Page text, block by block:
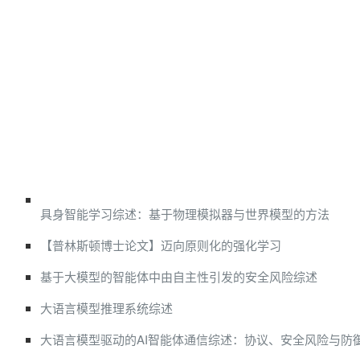
具身智能学习综述：基于物理模拟器与世界模型的方法
【普林斯顿博士论文】迈向原则化的强化学习
基于大模型的智能体中由自主性引发的安全风险综述
大语言模型推理系统综述
大语言模型驱动的AI智能体通信综述：协议、安全风险与防